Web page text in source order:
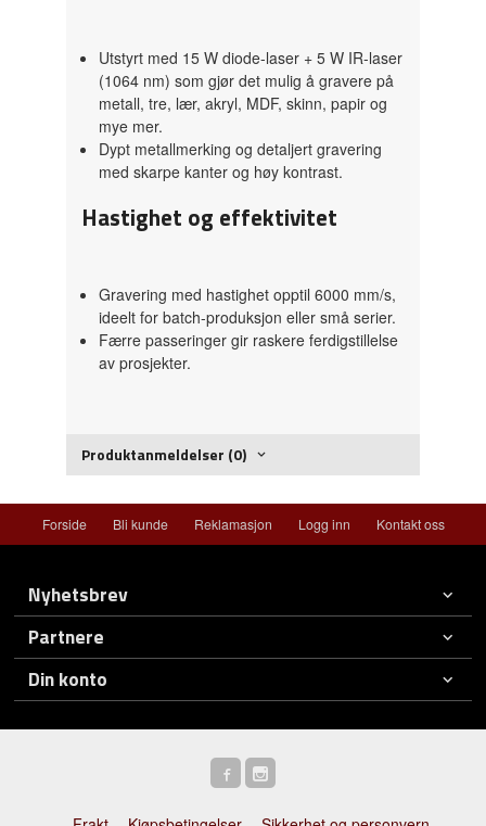
Utstyrt med 15 W diode-laser + 5 W IR-laser
(1064 nm) som gjør det mulig å gravere på
metall, tre, lær, akryl, MDF, skinn, papir og
mye mer.
Dypt metallmerking og detaljert gravering
med skarpe kanter og høy kontrast.
Hastighet og effektivitet
Gravering med hastighet opptil 6000 mm/s,
ideelt for batch-produksjon eller små serier.
Færre passeringer gir raskere ferdigstillelse
av prosjekter.
Produktanmeldelser (0)
Forside Bli kunde Reklamasjon Logg inn Kontakt oss
Nyhetsbrev
Partnere
Din konto